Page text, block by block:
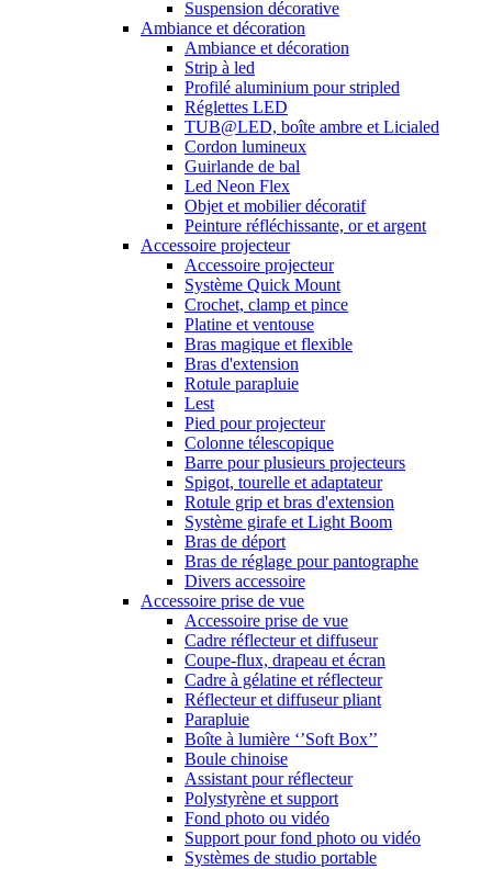
Suspension décorative
Ambiance et décoration
Ambiance et décoration
Strip à led
Profilé aluminium pour stripled
Réglettes LED
TUB@LED, boîte ambre et Licialed
Cordon lumineux
Guirlande de bal
Led Neon Flex
Objet et mobilier décoratif
Peinture réfléchissante, or et argent
Accessoire projecteur
Accessoire projecteur
Système Quick Mount
Crochet, clamp et pince
Platine et ventouse
Bras magique et flexible
Bras d'extension
Rotule parapluie
Lest
Pied pour projecteur
Colonne télescopique
Barre pour plusieurs projecteurs
Spigot, tourelle et adaptateur
Rotule grip et bras d'extension
Système girafe et Light Boom
Bras de déport
Bras de réglage pour pantographe
Divers accessoire
Accessoire prise de vue
Accessoire prise de vue
Cadre réflecteur et diffuseur
Coupe-flux, drapeau et écran
Cadre à gélatine et réflecteur
Réflecteur et diffuseur pliant
Parapluie
Boîte à lumière ‘’Soft Box’’
Boule chinoise
Assistant pour réflecteur
Polystyrène et support
Fond photo ou vidéo
Support pour fond photo ou vidéo
Systèmes de studio portable